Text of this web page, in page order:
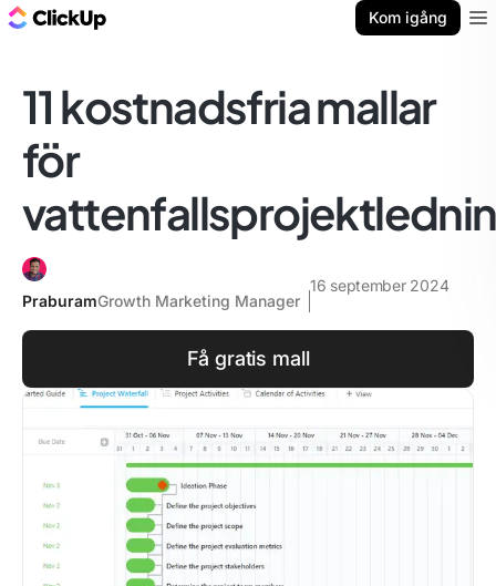
Kom igång
11 kostnadsfria mallar
för
PraburamGrowth Marketing Manager
16 september 2024
Få gratis mall